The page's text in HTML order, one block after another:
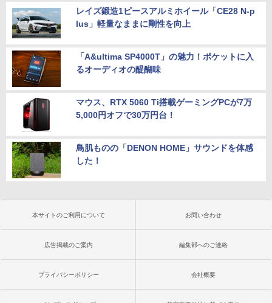
レイズ鍛造1ピースアルミホイール「CE28 N-p
lus」軽量なままに剛性を向上
「A&ultima SP4000T」の魅力！ポケットに入
るオーディオの醍醐味
マウス、RTX 5060 Ti搭載ゲーミングPCが7万
5,000円オフで30万円台！
鳥肌ものの「DENON HOME」サウンドを体感
した！
本サイトのご利用について お問い合わせ
広告掲載のご案内 編集部へのご連絡
プライバシーポリシー 会社概要